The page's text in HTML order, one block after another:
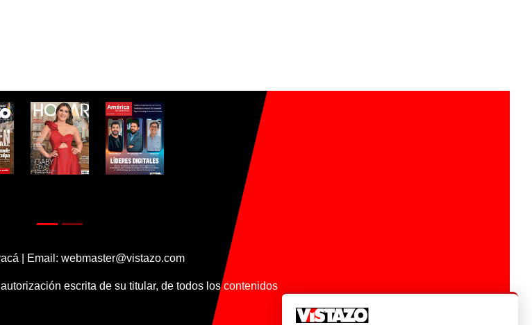
| Email: webmaster@vistazo.com
escrita de su titular, de todos los contenidos